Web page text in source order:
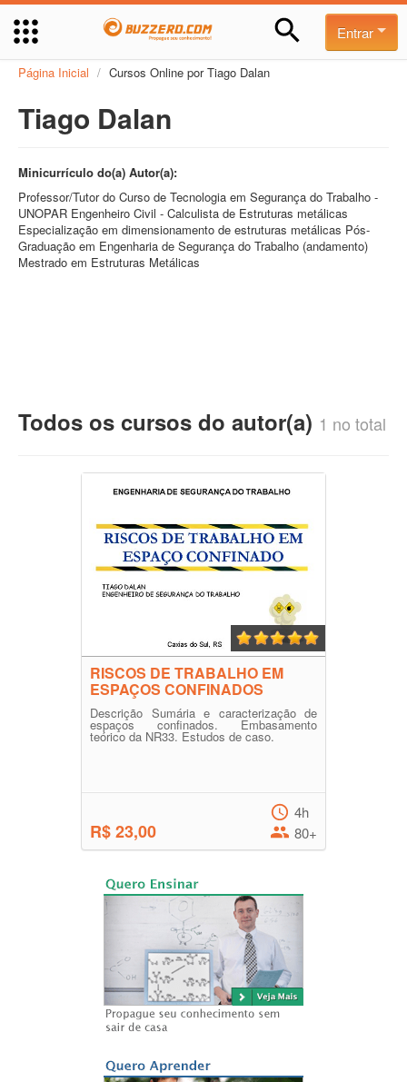
Entrar
Página Inicial / Cursos Online por Tiago Dalan
Tiago Dalan
Minicurrículo do(a) Autor(a):
Professor/Tutor do Curso de Tecnologia em Segurança do Trabalho -
UNOPAR Engenheiro Civil - Calculista de Estruturas metálicas
Especialização em dimensionamento de estruturas metálicas Pós-
Graduação em Engenharia de Segurança do Trabalho (andamento)
Mestrado em Estruturas Metálicas
Todos os cursos do autor(a) 1 no total
RISCOS DE TRABALHO EM
ESPAÇOS CONFINADOS
Descrição Sumária e caracterização de
espaços confinados. Embasamento
teórico da NR33. Estudos de caso.
R$ 23,00
4h
80+